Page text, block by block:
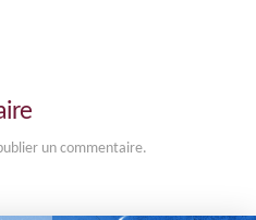
un commentaire.